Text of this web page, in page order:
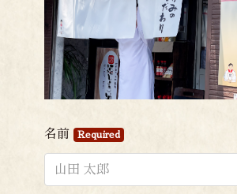
名前 Required